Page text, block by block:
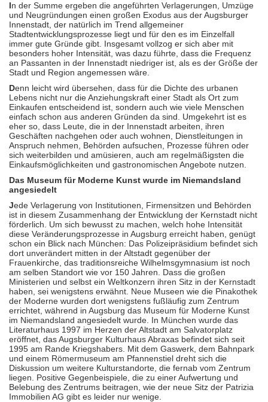
In der Summe ergeben die angeführten Verlagerungen, Umzüge
und Neugründungen einen großen Exodus aus der Augsburger
Innenstadt, der natürlich im Trend allgemeiner
Stadtentwicklungsprozesse liegt und für den es im Einzelfall
immer gute Gründe gibt. Insgesamt vollzog er sich aber mit
besonders hoher Intensität, was dazu führte, dass die Frequenz
an Passanten in der Innenstadt niedriger ist, als es der Größe der
Stadt und Region angemessen wäre.
Denn leicht wird übersehen, dass für die Dichte des urbanen
Lebens nicht nur die Anziehungskraft einer Stadt als Ort zum
Einkaufen entscheidend ist, sondern auch wie viele Menschen
einfach schon aus anderen Gründen da sind. Umgekehrt ist es
eher so, dass Leute, die in der Innenstadt arbeiten, ihren
Geschäften nachgehen oder auch wohnen, Dienstleitungen in
Anspruch nehmen, Behörden aufsuchen, Prozesse führen oder
sich weiterbilden und amüsieren, auch am regelmäßigsten die
Einkaufsmöglichkeiten und gastronomischen Angebote nutzen.
Das Museum für Moderne Kunst wurde im Niemandsland
angesiedelt
Jede Verlagerung von Institutionen, Firmensitzen und Behörden
ist in diesem Zusammenhang der Entwicklung der Kernstadt nicht
förderlich. Um sich bewusst zu machen, welch hohe Intensität
diese Veränderungsprozesse in Augsburg erreicht haben, genügt
schon ein Blick nach München: Das Polizeipräsidium befindet sich
dort unverändert mitten in der Altstadt gegenüber der
Frauenkirche, das traditionsreiche Wilhelmsgymnasium ist noch
am selben Standort wie vor 150 Jahren. Dass die großen
Ministerien und selbst ein Weltkonzern ihren Sitz in der Kernstadt
haben, sei wenigstens erwähnt. Neue Museen wie die Pinakothek
der Moderne wurden dort wenigstens fußläufig zum Zentrum
errichtet, während in Augsburg das Museum für Moderne Kunst
im Niemandsland angesiedelt wurde. In München wurde das
Literaturhaus 1997 im Herzen der Altstadt am Salvatorplatz
eröffnet, das Augsburger Kulturhaus Abraxas befindet sich seit
1995 am Rande Kriegshabers. Mit dem Gaswerk, dem Bahnpark
und einem Römermuseum am Pfannenstiel dreht sich die
Diskussion um weitere Kulturstandorte, die fernab vom Zentrum
liegen. Positive Gegenbeispiele, die zu einer Aufwertung und
Belebung des Zentrums beitragen, wie der neue Sitz der Patrizia
Immobilien AG gibt es leider nur wenige.